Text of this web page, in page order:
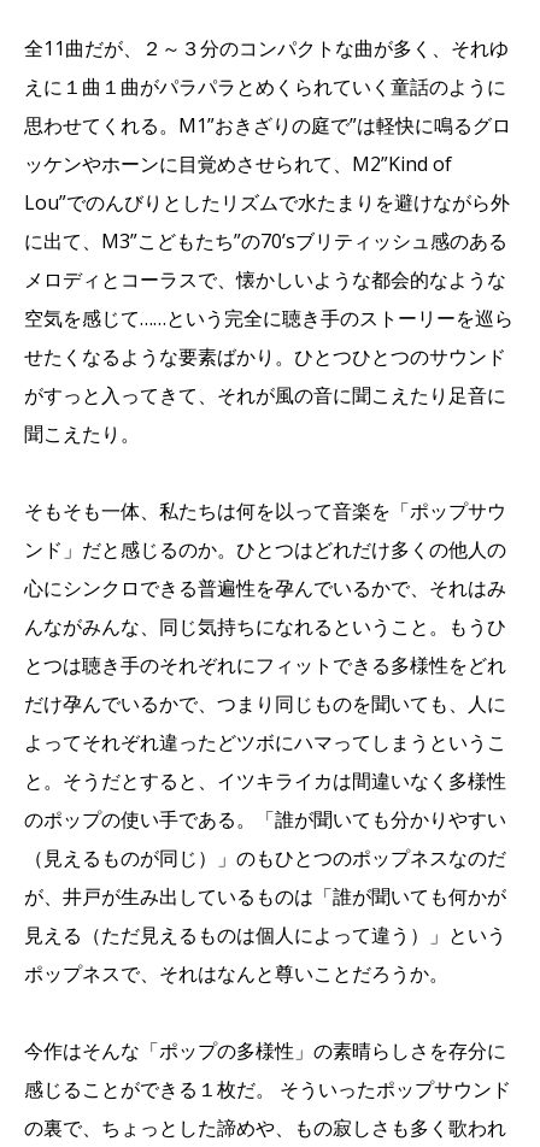
全11曲だが、２～３分のコンパクトな曲が多く、それゆ
えに１曲１曲がパラパラとめくられていく童話のように
思わせてくれる。M1”おきざりの庭で”は軽快に鳴るグロ
ッケンやホーンに目覚めさせられて、M2”Kind of
Lou”でのんびりとしたリズムで水たまりを避けながら外
に出て、M3”こどもたち”の70’sブリティッシュ感のある
メロディとコーラスで、懐かしいような都会的なような
空気を感じて……という完全に聴き手のストーリーを巡ら
せたくなるような要素ばかり。ひとつひとつのサウンド
がすっと入ってきて、それが風の音に聞こえたり足音に
聞こえたり。
そもそも一体、私たちは何を以って音楽を「ポップサウ
ンド」だと感じるのか。ひとつはどれだけ多くの他人の
心にシンクロできる普遍性を孕んでいるかで、それはみ
んながみんな、同じ気持ちになれるということ。もうひ
とつは聴き手のそれぞれにフィットできる多様性をどれ
だけ孕んでいるかで、つまり同じものを聞いても、人に
よってそれぞれ違ったどツボにハマってしまうというこ
と。そうだとすると、イツキライカは間違いなく多様性
のポップの使い手である。「誰が聞いても分かりやすい
（見えるものが同じ）」のもひとつのポップネスなのだ
が、井戸が生み出しているものは「誰が聞いても何かが
見える（ただ見えるものは個人によって違う）」という
ポップネスで、それはなんと尊いことだろうか。
今作はそんな「ポップの多様性」の素晴らしさを存分に
感じることができる１枚だ。 そういったポップサウンド
の裏で、ちょっとした諦めや、もの寂しさも多く歌われ